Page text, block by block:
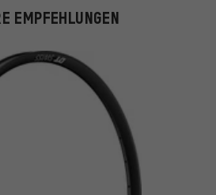
EMPFEHLUNGEN